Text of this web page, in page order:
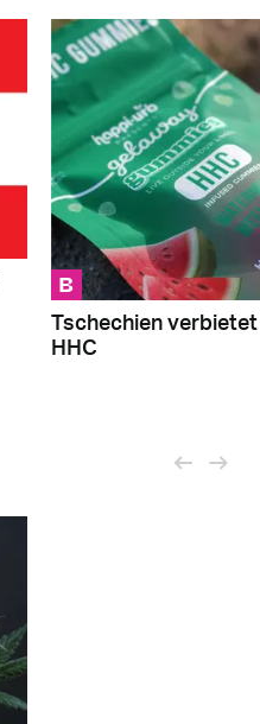
B
Tschechien verbietet
HHC